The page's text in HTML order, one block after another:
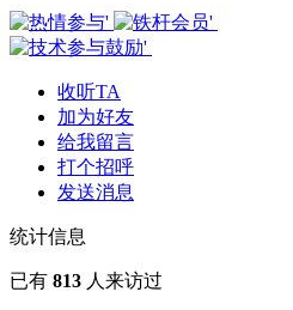
收听TA
加为好友
给我留言
打个招呼
发送消息
统计信息
已有 813 人来访过